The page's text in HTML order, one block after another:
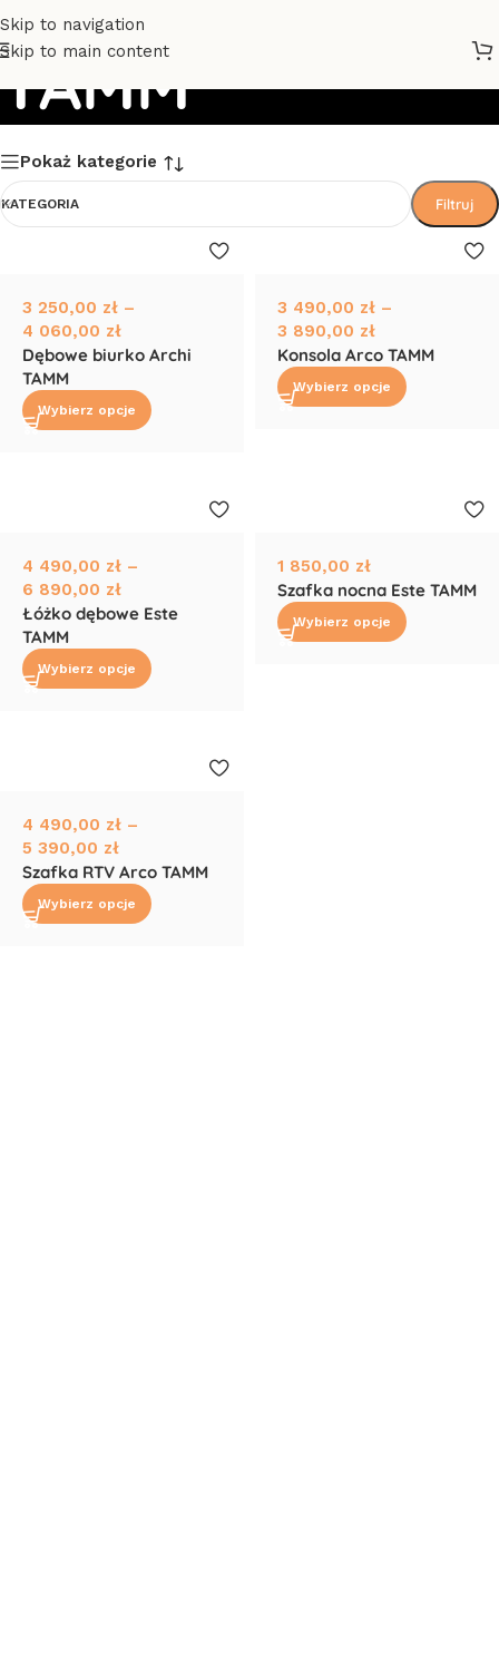
Skip to navigation
Skip to main content
TAMM
Pokaż kategorie
KATEGORIA Filtruj
3 250,00 zł –
4 060,00 zł
Dębowe biurko Archi
TAMM
Wybierz opcje
3 490,00 zł –
3 890,00 zł
Konsola Arco TAMM
Wybierz opcje
4 490,00 zł –
6 890,00 zł
Łóżko dębowe Este
TAMM
Wybierz opcje
1 850,00 zł
Szafka nocna Este TAMM
Wybierz opcje
4 490,00 zł –
5 390,00 zł
Szafka RTV Arco TAMM
Wybierz opcje